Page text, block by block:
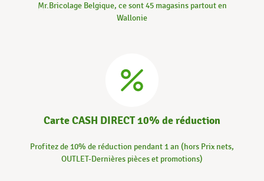
Mr.Bricolage Belgique, ce sont 45 magasins partout en
Wallonie
Carte CASH DIRECT 10% de réduction
Profitez de 10% de réduction pendant 1 an (hors Prix nets,
OUTLET-Dernières pièces et promotions)